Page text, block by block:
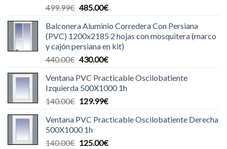
499.99€ El
original
era:
499.99€.
485.00€El
actual
es:
485.00€.
Balconera Aluminio Corredera Con Persiana
(PVC) 1200x2185 2 hojas con mosquitera (marco
y cajón persiana en kit)
440.00€ El
original
era:
440.00€.
430.00€El
actual
es:
430.00€.
Ventana PVC Practicable Oscilobatiente
Izquierda 500X1000 1h
140.00€ El
original
era:
140.00€.
129.99€El
actual
129.99€.
Ventana PVC Practicable Oscilobatiente Derecha
500X1000 1h
140.00€ El
125.00€El